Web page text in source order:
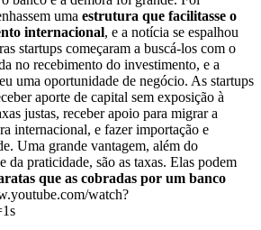
uma estrutura que facilitasse o
internacional, e a notícia se espalhou
startups começaram a buscá-los com o
no recebimento do investimento, e a
uma oportunidade de negócio. As startups
aporte de capital sem exposição à
justas, receber apoio para migrar a
internacional, e fazer importação e
Uma grande vantagem, além do
da praticidade, são as taxas. Elas podem
que as cobradas por um banco
watch?